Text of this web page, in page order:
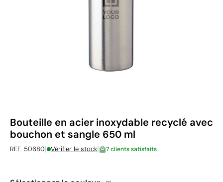
Bouteille en acier inoxydable recyclé avec
bouchon et sangle 650 ml
REF. 50680| Vérifier le stock| 7 clients satisfaits